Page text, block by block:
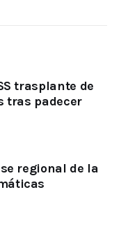
trasplante de
tras padecer
regional de la